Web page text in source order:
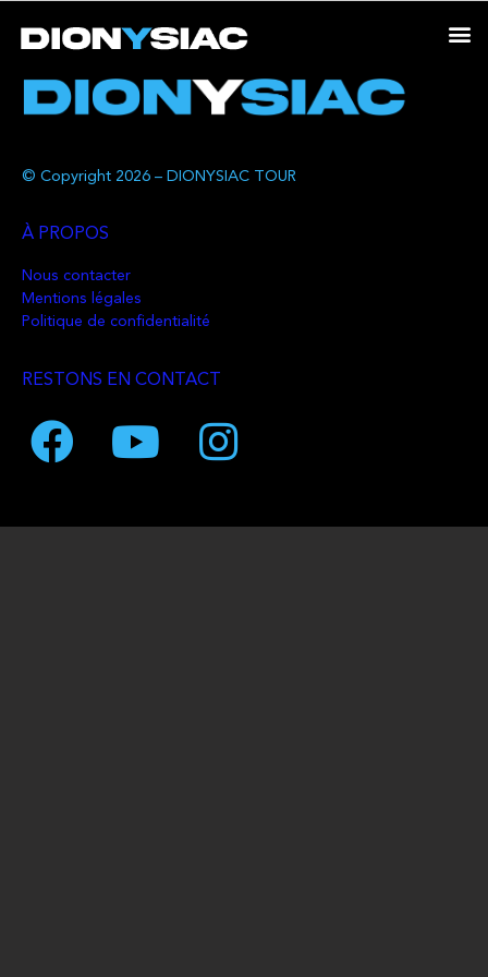
© Copyright 2026 – DIONYSIAC TOUR
À PROPOS
Nous contacter
Mentions légales
Politique de confidentialité
RESTONS EN CONTACT